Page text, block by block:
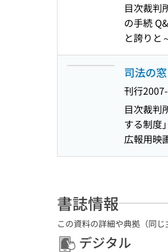
目次裁判
の手続
と誇りと
てきたも
司法の
刊行
目次裁判
する制度
広報用映
に期待す
書誌情報
この資料の詳細や典拠（同
デジタル